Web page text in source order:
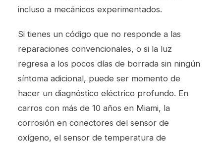
incluso a mecánicos experimentados.
Si tienes un código que no responde a las
reparaciones convencionales, o si la luz
regresa a los pocos días de borrada sin ningún
síntoma adicional, puede ser momento de
hacer un diagnóstico eléctrico profundo. En
carros con más de 10 años en Miami, la
corrosión en conectores del sensor de
oxígeno, el sensor de temperatura de